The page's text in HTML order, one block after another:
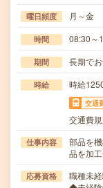
曜日頻度 月～金
時間 08:30～
期間 長期で
時給 時給
交通
交通費
仕事内容
部品を
品を加
応募資格
職種未